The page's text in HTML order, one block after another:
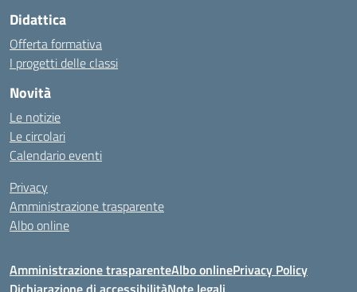
Didattica
Offerta formativa
I progetti delle classi
Novità
Le notizie
Le circolari
Calendario eventi
Privacy
Amministrazione trasparente
Albo online
Amministrazione trasparenteAlbo onlinePrivacy Policy